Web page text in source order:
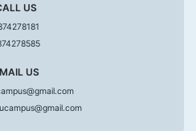
US
US